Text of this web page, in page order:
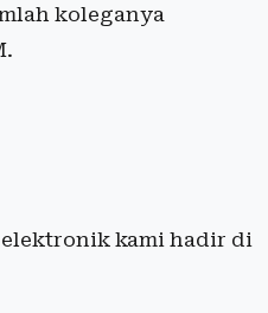
koleganya
kami hadir di